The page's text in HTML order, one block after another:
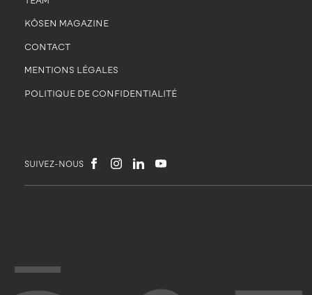
KŌSEN MAGAZINE
CONTACT
MENTIONS LÉGALES
POLITIQUE DE CONFIDENTIALITÉ
SUIVEZ-NOUS